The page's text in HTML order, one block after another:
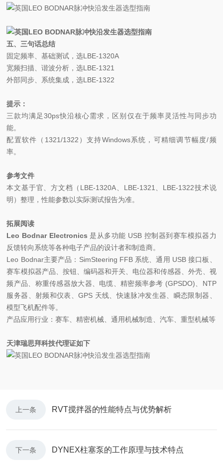
五、三句话总结
固定频率、基础测试，选LBE-1320A
宽频扫描、谐波分析，选LBE-1321
外部同步、系统集成，选LBE-1322
提示：
三款均满足30ps快沿核心需求，区别仅在于频率灵活性与同步功
能。
配置软件（1321/1322）支持Windows系统，可精细调节幅度/频
率。
参考文件
本文基于官、方文档（LBE-1320A、LBE-1321、LBE-1322技术说
明）整理，性能参数以实际测试报告为准。
拓展阅读
Leo Bodnar Electronics 是从多功能 USB 控制器到赛车模拟器力
反馈转向系统等各种电子产品的设计者和制造商。
Leo Bodnar主要产品：SimSteering FFB 系统、通用 USB 接口板、
赛车模拟器产品、按钮、编码器和开关、电位器和传感器、外壳、视
频产品、称重传感器放大器、电缆、精密频率参考 (GPSDO)、NTP
服务器、射频和仪表、GPS 天线、快速脉冲发生器、瞬态限制器、
模型飞机配件等。
产品应用行业：赛车、精密机械、通用机械制造、汽车、重型机械等
天津瑞思拜科技代理证如下
上一条 RVT搅拌器的性能特点与优势解析
下一条 DYNEX柱塞泵的工作原理与技术特点